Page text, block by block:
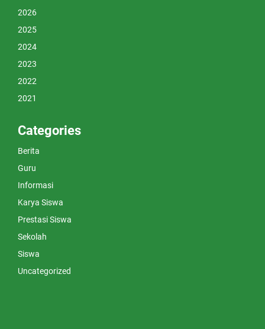
2026
2025
2024
2023
2022
2021
Categories
Berita
Guru
Informasi
Karya Siswa
Prestasi Siswa
Sekolah
Siswa
Uncategorized